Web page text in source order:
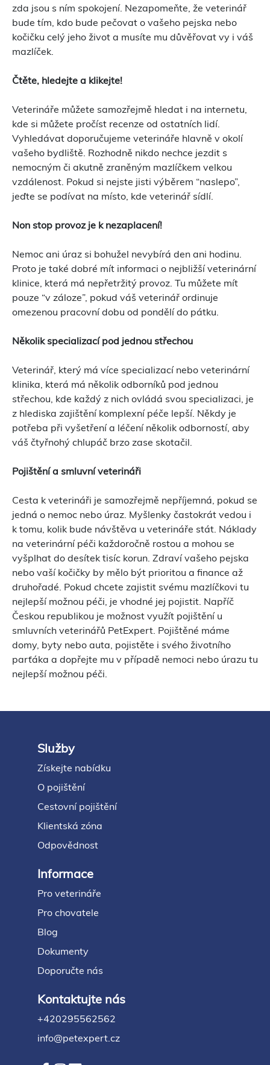
zda jsou s ním spokojení. Nezapomeňte, že veterinář
bude tím, kdo bude pečovat o vašeho pejska nebo
kočičku celý jeho život a musíte mu důvěřovat vy i váš
mazlíček.
Čtěte, hledejte a klikejte!
Veterináře můžete samozřejmě hledat i na internetu,
kde si můžete pročíst recenze od ostatních lidí.
Vyhledávat doporučujeme veterináře hlavně v okolí
vašeho bydliště. Rozhodně nikdo nechce jezdit s
nemocným či akutně zraněným mazlíčkem velkou
vzdálenost. Pokud si nejste jisti výběrem “naslepo”,
jeďte se podívat na místo, kde veterinář sídlí.
Non stop provoz je k nezaplacení!
Nemoc ani úraz si bohužel nevybírá den ani hodinu.
Proto je také dobré mít informaci o nejbližší veterinární
klinice, která má nepřetržitý provoz. Tu můžete mít
pouze “v záloze”, pokud váš veterinář ordinuje
omezenou pracovní dobu od pondělí do pátku.
Několik specializací pod jednou střechou
Veterinář, který má více specializací nebo veterinární
klinika, která má několik odborníků pod jednou
střechou, kde každý z nich ovládá svou specializaci, je
z hlediska zajištění komplexní péče lepší. Někdy je
potřeba při vyšetření a léčení několik odborností, aby
váš čtyřnohý chlupáč brzo zase skotačil.
Pojištění a smluvní veterináři
Cesta k veterináři je samozřejmě nepříjemná, pokud se
jedná o nemoc nebo úraz. Myšlenky častokrát vedou i
k tomu, kolik bude návštěva u veterináře stát. Náklady
na veterinární péči každoročně rostou a mohou se
vyšplhat do desítek tisíc korun. Zdraví vašeho pejska
nebo vaší kočičky by mělo být prioritou a finance až
druhořadé. Pokud chcete zajistit svému mazlíčkovi tu
nejlepší možnou péči, je vhodné jej pojistit. Napříč
Českou republikou je možnost využít pojištění u
smluvních veterinářů PetExpert. Pojištěné máme
domy, byty nebo auta, pojistěte i svého životního
parťáka a dopřejte mu v případě nemoci nebo úrazu tu
nejlepší možnou péči.
Footer
Služby
Získejte nabídku
O pojištění
Cestovní pojištění
Klientská zóna
Odpovědnost
Informace
Pro veterináře
Pro chovatele
Blog
Dokumenty
Doporučte nás
Kontaktujte nás
+420295562562
info@petexpert.cz